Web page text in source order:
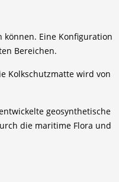
Eine Konfiguration
Bereichen.
Kolkschutzmatte wird von
geosynthetische
die maritime Flora und